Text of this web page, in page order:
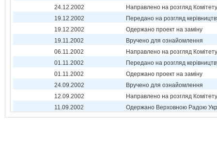
24.12.2002
Направлено на розгляд Комітету
19.12.2002
Передано на розгляд
19.12.2002
Одержано проект на заміну
19.11.2002
Вручено для ознайомлення
06.11.2002
Направлено на розгляд Комітету
01.11.2002
Передано на розгляд
01.11.2002
Одержано проект на заміну
24.09.2002
Вручено для ознайомлення
12.09.2002
Направлено на розгляд Комітету
11.09.2002
Одержано Верховною Радою